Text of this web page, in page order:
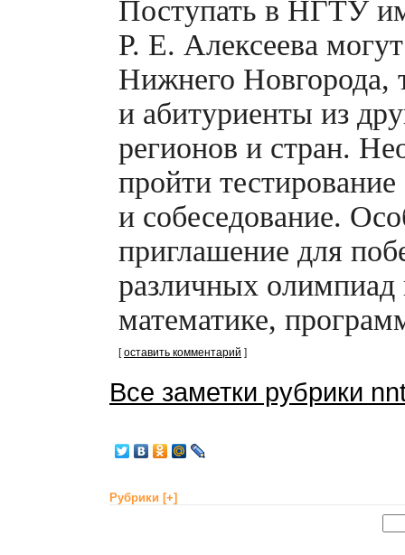
Поступать в НГТУ
Р. Е. Алексеева
Нижнего Новгорода,
и абитуриенты из
регионов и стран.
пройти тестирование
и собеседование.
приглашение для
различных олимпиад
математике,
[оставить комментарий ]
Все заметки рубрики
Рубрики [+]